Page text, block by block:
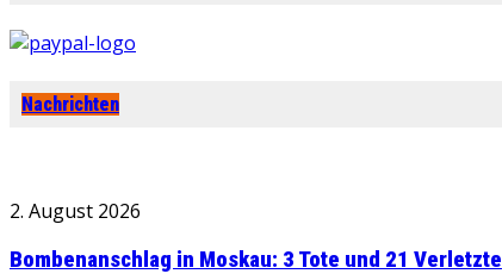
Nachrichten
2. August 2026
Bombenanschlag in Moskau: 3 Tote und 21 Verletzte